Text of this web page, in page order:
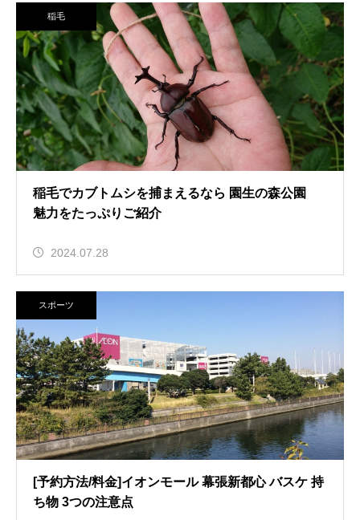
稲毛
稲毛でカブトムシを捕まえるなら 園生の森公園
魅力をたっぷりご紹介
2024.07.28
スポーツ
[予約方法/料金]イオンモール 幕張新都心 バスケ 持
ち物 3つの注意点